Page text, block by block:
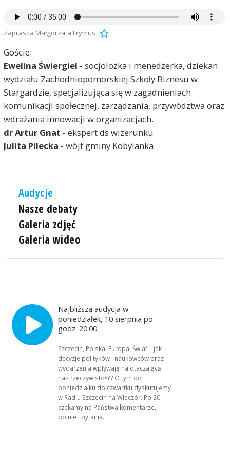
Zaprasza Małgorzata Frymus
Goście:
Ewelina Świergiel - socjolożka i menedżerka, dziekan
wydziału Zachodniopomorskiej Szkoły Biznesu w
Stargardzie, specjalizująca się w zagadnieniach
komunikacji społecznej, zarządzania, przywództwa oraz
wdrażania innowacji w organizacjach.
dr Artur Gnat - ekspert ds wizerunku
Julita Pilecka - wójt gminy Kobylanka
Audycje
Nasze debaty
Galeria zdjęć
Galeria wideo
Najbliższa audycja w
poniedziałek, 10 sierpnia po
godz. 20:00
Szczecin, Polska, Europa, Świat – jak
decyzje polityków i naukowców oraz
wydarzenia wpływają na otaczającą
nas rzeczywistość? O tym od
poniedziałku do czwartku dyskutujemy
w Radiu Szczecin na Wieczór. Po 20
czekamy na Państwa komentarze,
opinie i pytania.